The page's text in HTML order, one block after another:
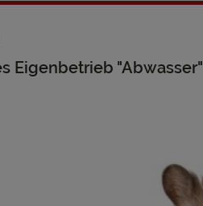
Eigenbetrieb "Abwasser"